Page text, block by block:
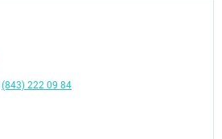
(843) 222 09 84